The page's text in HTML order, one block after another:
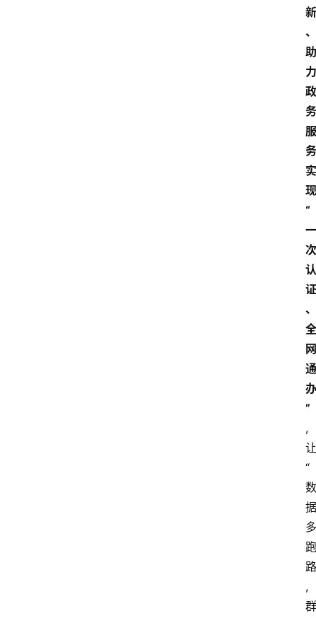
新
、
助
力
政
务
服
务
实
现
“
一
次
认
证
、
全
网
通
办
”
,
让
“
数
据
多
跑
路
,
群